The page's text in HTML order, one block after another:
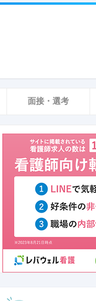
面接・選考
サントリーホールデ